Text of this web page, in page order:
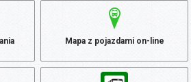
Mapa z pojazdami on-line